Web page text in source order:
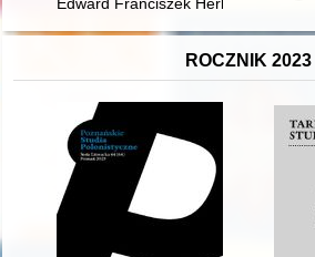
Edward Franciszek Herbert
ROCZNIK 2023